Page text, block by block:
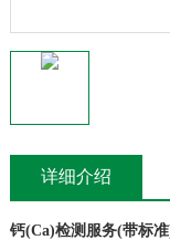
详细介绍
钙(Ca)检测服务(带标